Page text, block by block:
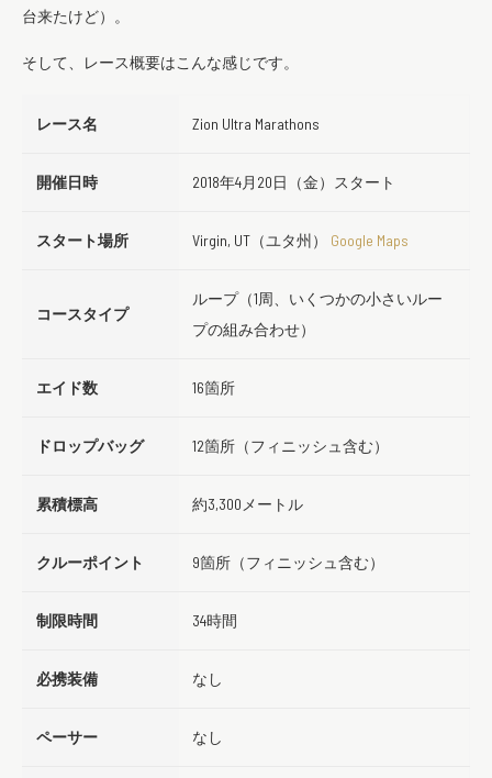
台来たけど）。
そして、レース概要はこんな感じです。
レース名 Zion Ultra Marathons
開催日時 2018年4月20日（金）スタート
スタート場所 Virgin, UT（ユタ州） Google Maps
コースタイプ
ループ（1周、いくつかの小さいルー
プの組み合わせ）
エイド数 16箇所
ドロップバッグ 12箇所（フィニッシュ含む）
累積標高 約3,300メートル
クルーポイント 9箇所（フィニッシュ含む）
制限時間 34時間
必携装備 なし
ペーサー なし